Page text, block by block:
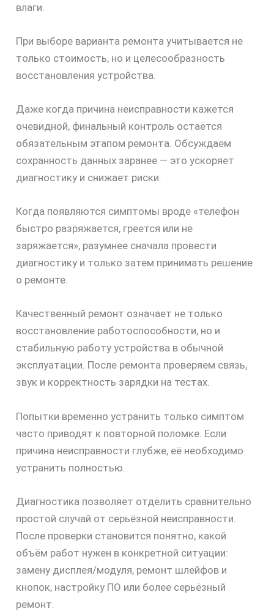
влаги.
При выборе варианта ремонта учитывается не
только стоимость, но и целесообразность
восстановления устройства.
Даже когда причина неисправности кажется
очевидной, финальный контроль остаётся
обязательным этапом ремонта. Обсуждаем
сохранность данных заранее — это ускоряет
диагностику и снижает риски.
Когда появляются симптомы вроде «телефон
быстро разряжается, греется или не
заряжается», разумнее сначала провести
диагностику и только затем принимать решение
о ремонте.
Качественный ремонт означает не только
восстановление работоспособности, но и
стабильную работу устройства в обычной
эксплуатации. После ремонта проверяем связь,
звук и корректность зарядки на тестах.
Попытки временно устранить только симптом
часто приводят к повторной поломке. Если
причина неисправности глубже, её необходимо
устранить полностью.
Диагностика позволяет отделить сравнительно
простой случай от серьёзной неисправности.
После проверки становится понятно, какой
объём работ нужен в конкретной ситуации:
замену дисплея/модуля, ремонт шлейфов и
кнопок, настройку ПО или более серьёзный
ремонт.
скидку
30%